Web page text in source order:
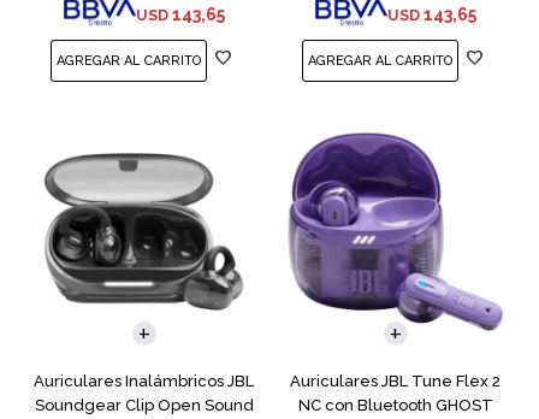
USD 143,65 USD 143,65
Auriculares Inalámbricos JBL
Soundgear Clip Open Sound
Auriculares JBL Tune Flex 2
NC con Bluetooth GHOST